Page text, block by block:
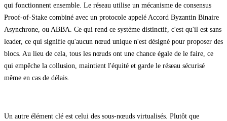
qui fonctionnent ensemble. Le réseau utilise un mécanisme de consensus
Proof-of-Stake combiné avec un protocole appelé Accord Byzantin Binaire
Asynchrone, ou ABBA. Ce qui rend ce système distinctif, c'est qu'il est sans
leader, ce qui signifie qu'aucun nœud unique n'est désigné pour proposer des
blocs. Au lieu de cela, tous les nœuds ont une chance égale de le faire, ce
qui empêche la collusion, maintient l'équité et garde le réseau sécurisé
même en cas de délais.
Un autre élément clé est celui des sous-nœuds virtualisés. Plutôt que